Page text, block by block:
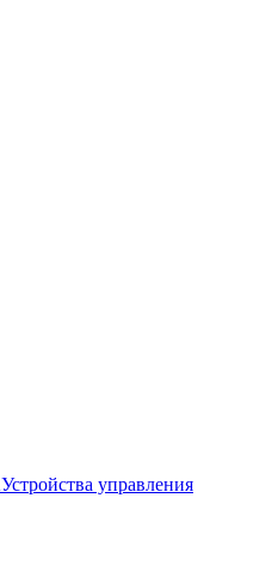
Устройства управления